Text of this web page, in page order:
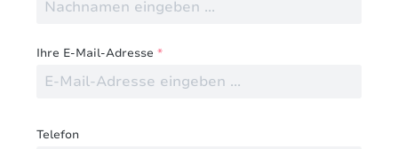
Ihre E-Mail-Adresse *
Telefon